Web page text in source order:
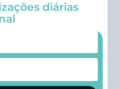
diárias